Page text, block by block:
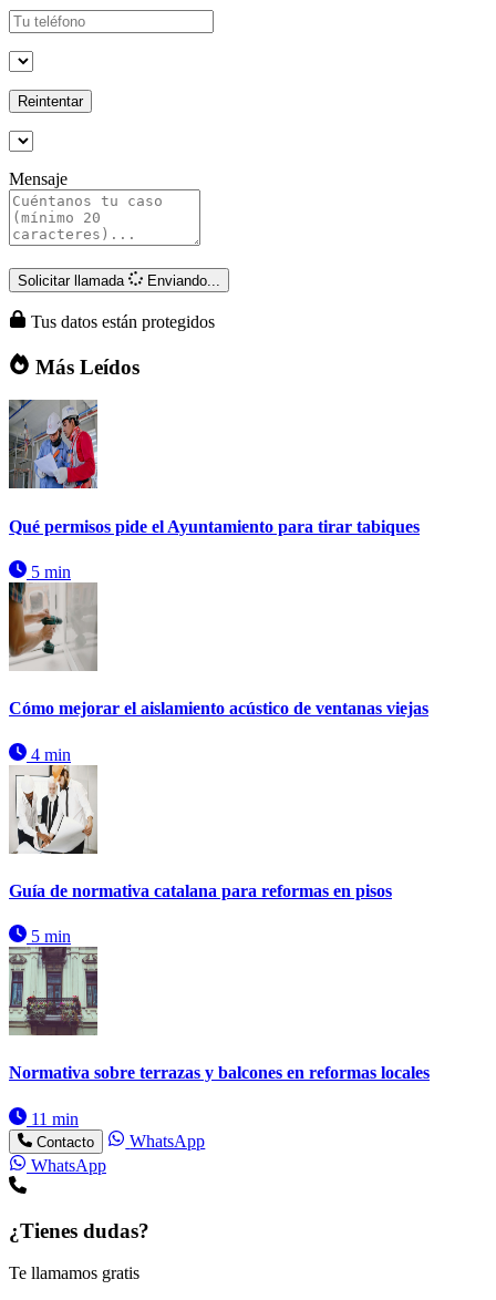
Reintentar
Mensaje
Solicitar llamada Enviando...
Tus datos están protegidos
Más Leídos
Qué permisos pide el Ayuntamiento para tirar tabiques
5 min
Cómo mejorar el aislamiento acústico de ventanas viejas
4 min
Guía de normativa catalana para reformas en pisos
5 min
Normativa sobre terrazas y balcones en reformas locales
11 min
Contacto
WhatsApp
WhatsApp
¿Tienes dudas?
Te llamamos gratis